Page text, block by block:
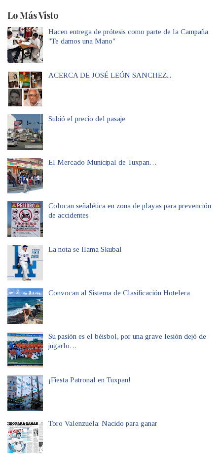
Lo Más Visto
Hacen entrega de prótesis como parte de la Campaña
"Te damos una Mano"
ACERCA DE JOSÉ LEÓN SANCHEZ...
Subió el precio del pasaje
El Mercado Municipal de Tuxpan…
Colocan señalética en zona de playas para prevención
de accidentes
La nota se llama Skubal
Convocan al Sistema de Clasificación Hotelera
Su pasión es el béisbol, por una grave lesión dejó de
jugarlo…
¡Fiesta Patronal en Tuxpan!
Toro Valenzuela: Nacido para ganar